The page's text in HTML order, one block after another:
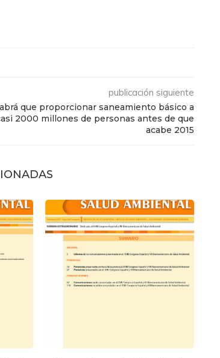
publicación siguiente
que proporcionar saneamiento básico a
2000 millones de personas antes de que
acabe 2015